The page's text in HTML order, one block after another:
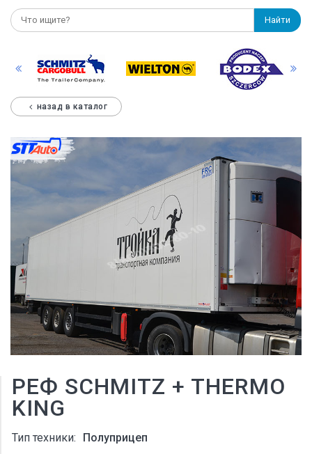
Найти
назад в каталог
РЕФ SCHMITZ + THERMO
KING
Тип техники:
Полуприцеп